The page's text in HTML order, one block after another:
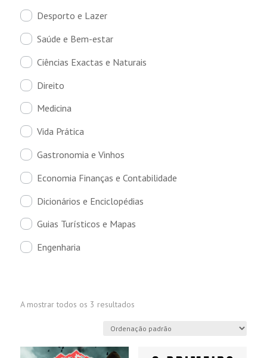
Desporto e Lazer
Saúde e Bem-estar
Ciências Exactas e Naturais
Direito
Medicina
Vida Prática
Gastronomia e Vinhos
Economia Finanças e Contabilidade
Dicionários e Enciclopédias
Guias Turísticos e Mapas
Engenharia
A mostrar todos os 3 resultados